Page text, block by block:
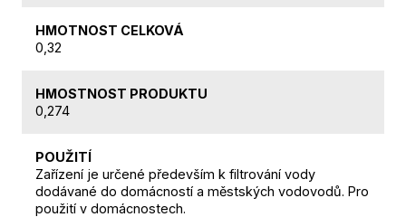
HMOTNOST CELKOVÁ
0,32
HMOSTNOST PRODUKTU
0,274
POUŽITÍ
Zařízení je určené především k filtrování vody
dodávané do domácností a městských vodovodů. Pro
použití v domácnostech.